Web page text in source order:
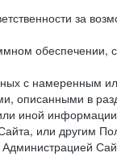
за
с намеренным
описанными в
иной
или другим
Администрацией